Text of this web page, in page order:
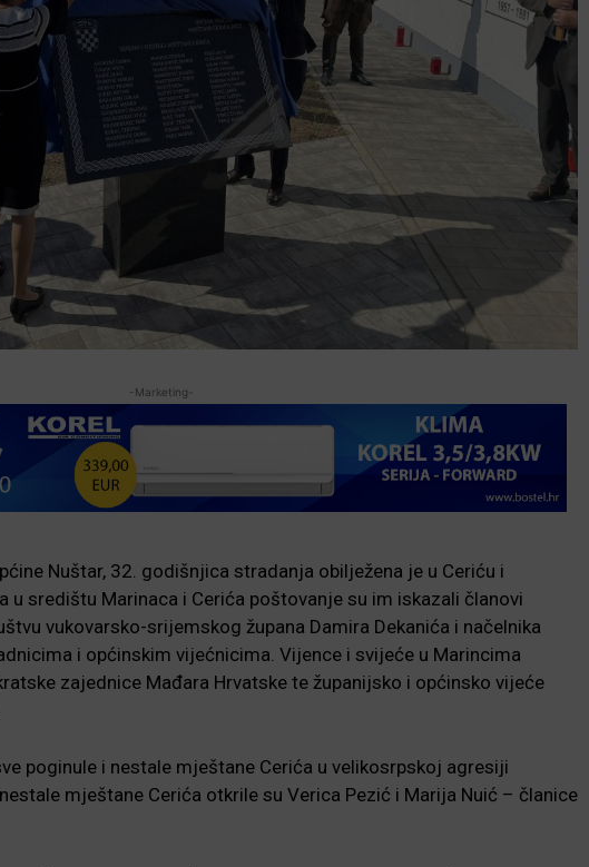
-Marketing-
Nuštar, 32. godišnjica stradanja obilježena je u Ceriću i
u središtu Marinaca i Cerića poštovanje su im iskazali članovi
vukovarsko-srijemskog župana Damira Dekanića i načelnika
i općinskim vijećnicima. Vijence i svijeće u Marincima
zajednice Mađara Hrvatske te županijsko i općinsko vijeće
poginule i nestale mještane Cerića u velikosrpskoj agresiji
mještane Cerića otkrile su Verica Pezić i Marija Nuić – članice